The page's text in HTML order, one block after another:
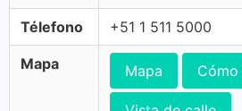
Télefono +51 1 511 5000
Mapa Mapa